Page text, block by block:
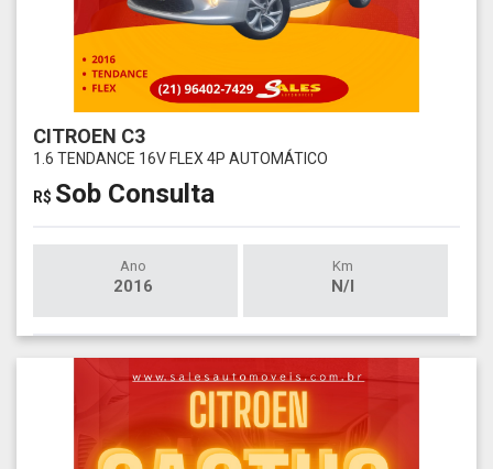
CITROEN C3
1.6 TENDANCE 16V FLEX 4P AUTOMÁTICO
R$ Sob Consulta
Ano
2016
Km
N/I